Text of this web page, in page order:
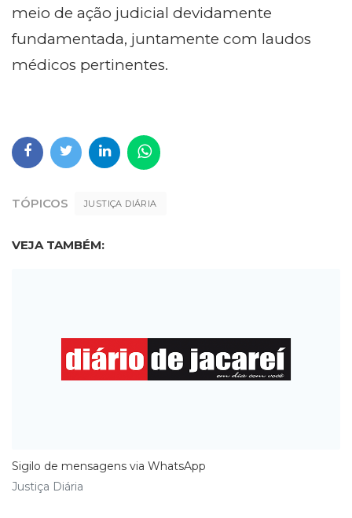
meio de ação judicial devidamente
fundamentada, juntamente com laudos
médicos pertinentes.
TÓPICOS JUSTIÇA DIÁRIA
VEJA TAMBÉM:
Sigilo de mensagens via WhatsApp
Justiça Diária